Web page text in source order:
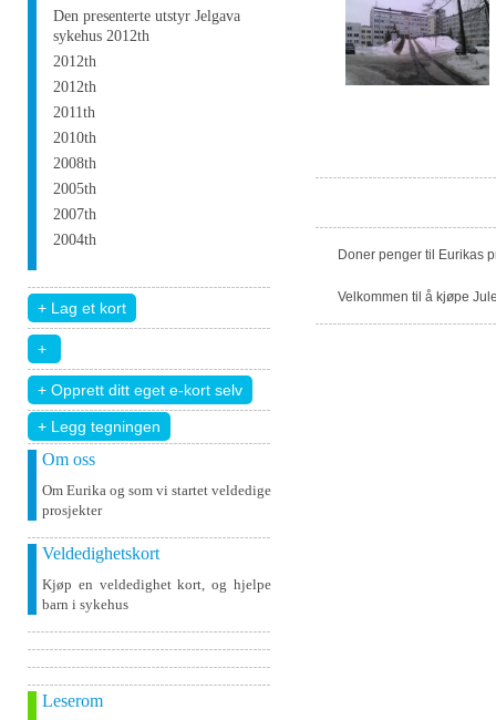
Den presenterte utstyr Jelgava
sykehus 2012th
2012th
2012th
2011th
2010th
2008th
2005th
2007th
2004th
+ Legg tegningen
Om oss
Om Eurika og som vi startet veldedige
prosjekter
Veldedighetskort
Kjøp en veldedighet kort, og hjelpe
barn i sykehus
Leserom
Doner penger til Eurikas
Velkommen til å kjøpe